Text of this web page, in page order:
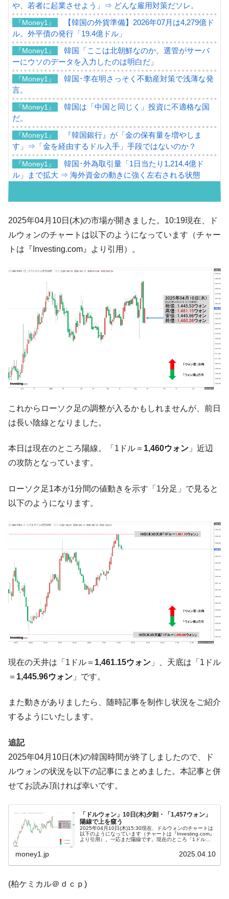
や、若者に起業させよう」⇒ どんな雇用対策だソレ。
『Money1』
【韓国の外貨準備】2026年07月は4,279億ド
ル。外平債の発行「19.4億ドル」
『Money1』
韓国「ここは北朝鮮なのか。選管がサーバ
ーにウソのデータを入力したのは明白だ」
『Money1』
韓国･李在明さっそく不動産対策で浅薄な発
言。
『Money1』
韓国は「中国と同じく」投資に不適格な国
だ。
『Money1』
『韓国銀行』が「金の保有量を増やしま
す」⇒「金を経由するドル入手」手段ではないのか？
『Money1』
韓国･外為取引量「1日当たり1,214.4億ド
ル」まで拡大 ⇒ 海外資金の動きに強く左右される状態
い「50.5％」に上昇
『Money1』
韓国大統領府ボンクラ政策室長が告発され
た ⇒ 国家が行った恐るべき株価操作であり、空前の国政壟
動」
『Money1』
国の過剰生産が世界を蝕む。
『Money1』
韓国製造業「半導体絶好調」のウラで他業
種は全般的「不調」⇒ PSIが示す現況は決して良くない。
『Money1』
【米韓激突案件】韓国消費者院が『クーパ
ン』1人当たり賠償10万ウォンを認定 ⇒ 総額3兆7,000億
『Money1』 韓国で猛暑。南東部では干ばつ
『Money1』
韓国型イージス搭載の次世代駆逐艦
『Money1』
【対日本円】ウォン安が急進！ 日米の協調
に韓国がいっちょがみしたのでは。
『Money1』
韓国政府『BYD』車への補助金を全廃 ⇒ 実
は韓国で『BYD』車は売れている。6カ月で対前年同期比
1.9倍！
『Money1』
在韓米国大使スティールが着韓！⇒ さっそ
ドを掲げる「在韓反米勢力」
『Money1』
韓国政府「2035年までに18.4GW規模のAIデ
ータセンター整備」⇒ だから無理だってば。
JPモルガン「韓国レバレッジETFの清算は
ほぼ終わった」
『Money1』
韓国『国民年金公団』株価暴落で200兆蒸
発。
『Money1』
韓国政府「ニセＫ-ブランドを通報しようキ
ャンペーン」⇒ あの名物教授も登場！
『Money1』
韓国「橋が落ちました」⇒ 耐久性「なさす
『Money1』
韓国鉄鋼最大手『POSCO』ズブズブ沈む。
営業利益80.2％も減少
にぶん殴る法案」提出！⇒ クーパン問題は合衆国企業に対
する差別。許してはおかぬ
他人事のような発言。
『Money1』
韓国半導体『SKハイニックス』2026年2Qの
業績「史上最高益」当期純利益は前年同期比13.4倍に。
『Money1』
韓国･加徳島新国際空港「またも暗礁」の危
『Money1』
【速報】韓国株式市場の暴落・本日07月29
日(水)もサイドカー・サーキットブレイカーの二段コンボ
発動！
『Money1』
IT産業は人を雇用する効果は低い。全産業の
『Money1』
韓国「株式市場が賭博場のように変質した
2025年04月10日(木)の市場が開きました。10:19現在、ド
ルウォンのチャートは以下のようになっています（チャー
トは『Investing.com』より引用）。
これからローソク足の調整が入るかもしれませんが、前日
は長い陰線となりました。
本日は現在のところ陽線。「1ドル＝ 1,460ウォン 」近辺
の攻防となっています。
ローソク足1本が1分間の値動きを示す「1分足」で見ると
以下のようになります。
現在の天井は「1ドル＝ 1,461.15ウォン 」、天底は「1ドル
＝ 1,445.96ウォン 」です。
また動きがありましたら、随時記事を制作し状況をご紹介
するようにいたします。
追記
2025年04月10日(木)の韓国時間が終了しましたので、ド
ルウォンの状況を以下の記事にまとめました。本記事と併
せてお読み頂ければ幸いです。
「ドルウォン」10日(木)夕刻・「1,457ウォン」
陽線で上を窺う
2025年04月10日(木)15:30現在、ドルウォンのチャートは
以下のようになっています（チャートは『Investing.com』
より引用）。一応まだ陽線です。現在のところ「1ドル＝
money1.jp 2025.04.10
(柏ケミカル＠ｄｃｐ)